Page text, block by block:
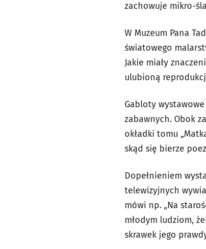
zachowuje mikro-
W Muzeum Pana
światowego
Jakie miały
ulubioną
Gabloty
zabawnych. Obok
okładki tomu
skąd się bierze
Dopełnieniem
telewizyjnych
mówi np. „Na
młodym ludziom,
skrawek jego